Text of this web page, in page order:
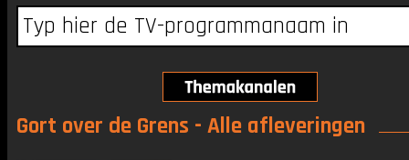
Gort over de Grens - Alle afleveringen